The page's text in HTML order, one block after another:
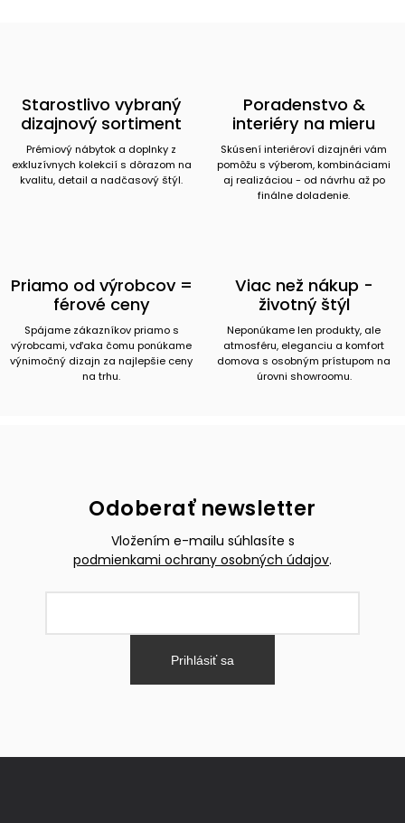
Starostlivo vybraný
dizajnový sortiment
Prémiový nábytok a doplnky z
exkluzívnych kolekcií s dôrazom na
kvalitu, detail a nadčasový štýl.
Poradenstvo &
interiéry na mieru
Skúsení interiéroví dizajnéri vám
pomôžu s výberom, kombináciami
aj realizáciou - od návrhu až po
finálne doladenie.
Priamo od výrobcov =
férové ceny
Spájame zákazníkov priamo s
výrobcami, vďaka čomu ponúkame
výnimočný dizajn za najlepšie ceny
na trhu.
Viac než nákup -
životný štýl
Neponúkame len produkty, ale
atmosféru, eleganciu a komfort
domova s osobným prístupom na
úrovni showroomu.
Odoberať newsletter
Vložením e-mailu súhlasíte s
podmienkami ochrany osobných údajov.
Prihlásiť sa